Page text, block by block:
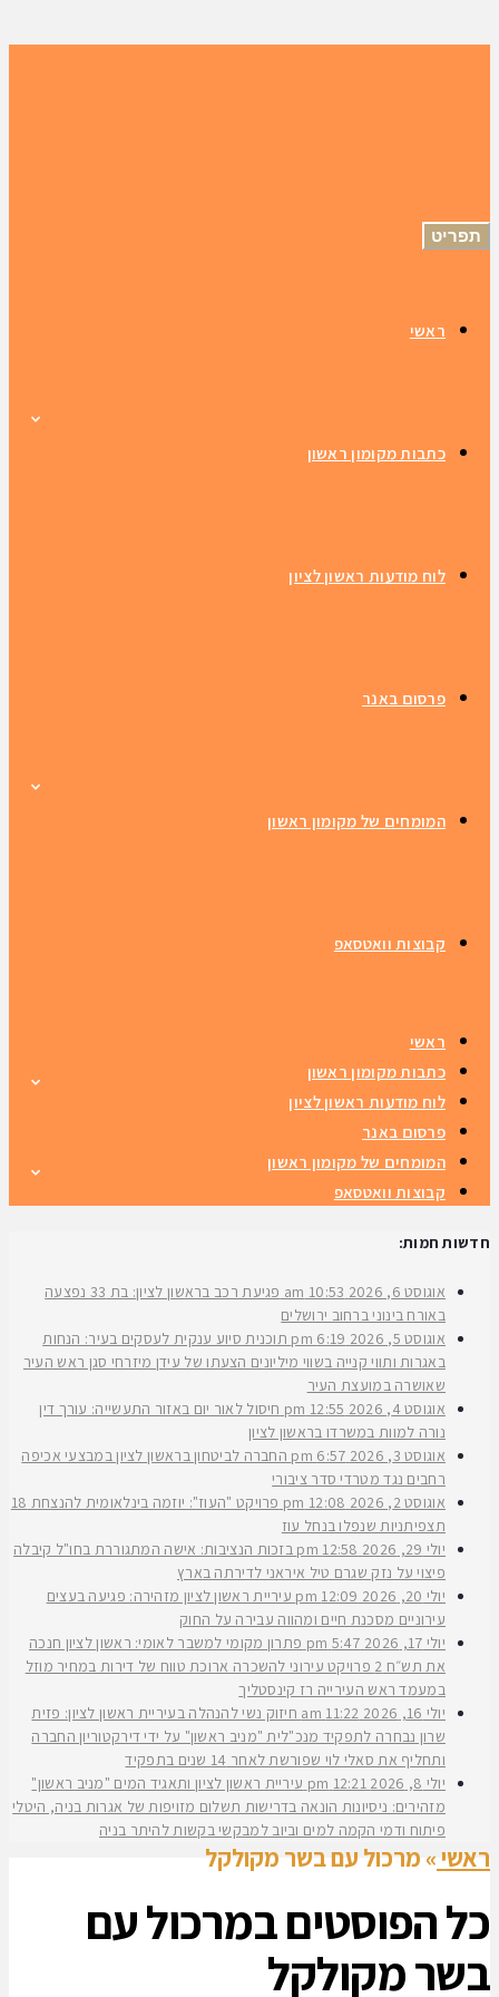
תפריט
ראשי
כתבות מקומון ראשון
לוח מודעות ראשון לציון
פרסום באנר
המומחים של מקומון ראשון
קבוצות וואטסאפ
ראשי
כתבות מקומון ראשון
לוח מודעות ראשון לציון
פרסום באנר
המומחים של מקומון ראשון
קבוצות וואטסאפ
חדשות חמות:
אוגוסט 6, 2026 10:53 am
פגיעת רכב בראשון לציון: בת 33 נפצעה
באורח בינוני ברחוב ירושלים
אוגוסט 5, 2026
6:19 pm
תוכנית סיוע ענקית לעסקים בעיר: הנחות
באגרות ותווי קנייה בשווי מיליונים הצעתו של עידן מיזרחי סגן ראש העיר
שאושרה במועצת העיר
אוגוסט 4, 2026
12:55 pm
חיסול לאור יום באזור התעשייה: עורך דין
נורה למוות במשרדו בראשון לציון
אוגוסט 3, 2026
6:57 pm
החברה לביטחון בראשון לציון במבצעי אכיפה
רחבים נגד מטרדי סדר ציבורי
אוגוסט 2, 2026
12:08 pm
פרויקט "העוז": יוזמה בינלאומית להנצחת 18
תצפיתניות שנפלו בנחל עוז
יולי 29, 2026
12:58 pm
בזכות הנציבות: אישה המתגוררת בחו"ל קיבלה
פיצוי על נזק שגרם טיל איראני לדירתה בארץ
יולי 20, 2026
12:09 pm
עיריית ראשון לציון מזהירה: פגיעה בעצים
עירוניים מסכנת חיים ומהווה עבירה על החוק
יולי 17, 2026
5:47 pm
פתרון מקומי למשבר לאומי: ראשון לציון חנכה
את תש״ח 2 פרויקט עירוני להשכרה ארוכת טווח של דירות במחיר מוזל
במעמד ראש העירייה רז קינסטליך
יולי 16, 2026
11:22 am
חיזוק נשי להנהלה בעיריית ראשון לציון: פזית
שרון נבחרה לתפקיד מנכ"לית "מניב ראשון" על ידי דירקטוריון החברה
ותחליף את סאלי לוי שפורשת לאחר 14 שנים בתפקיד
יולי 8, 2026
12:21 pm
עיריית ראשון לציון ותאגיד המים "מניב ראשון"
מזהירים: ניסיונות הונאה בדרישות תשלום מזויפות של אגרות בניה, היטלי
פיתוח ודמי הקמה למים וביוב למבקשי בקשות להיתר בניה
ראשי» מרכול עם בשר מקולקל
כל הפוסטים במרכול עם
בשר מקולקל